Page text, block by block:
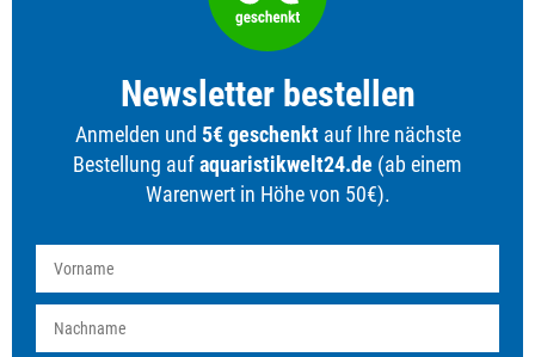
Newsletter bestellen
Anmelden und 5€ geschenktauf Ihre nächste
Bestellung aufaquaristikwelt24.de (ab einem
Warenwert in Höhe von 50€).